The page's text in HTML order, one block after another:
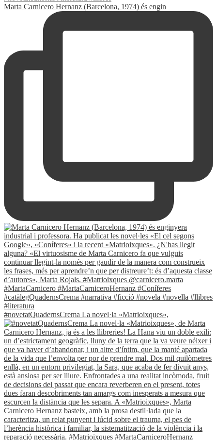
Marta Carnicero Hernanz (Barcelona, 1974) és engin
#novetatQuadernsCrema La novel·la «Matrioixques»,